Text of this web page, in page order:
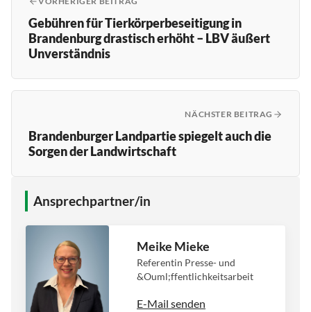
Gebühren für Tierkörperbeseitigung in
Brandenburg drastisch erhöht – LBV äußert
Unverständnis
NÄCHSTER BEITRAG
Brandenburger Landpartie spiegelt auch die
Sorgen der Landwirtschaft
Ansprechpartner/in
Meike Mieke
Referentin Presse- und
&Ouml;ffentlichkeitsarbeit
E-Mail senden